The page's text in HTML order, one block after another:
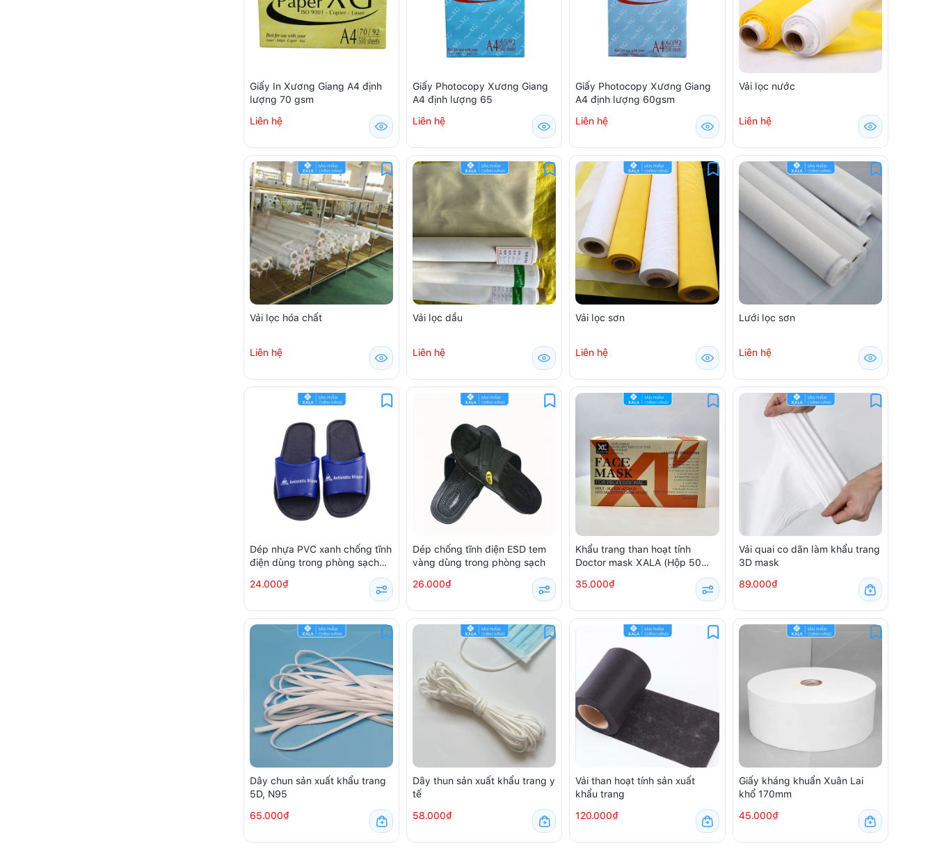
Giấy In Xương Giang A4 định
lượng 70 gsm
Liên hệ
Giấy Photocopy Xương Giang
A4 định lượng 65
Liên hệ
Giấy Photocopy Xương Giang
A4 định lượng 60gsm
Liên hệ
Vải lọc nước
Liên hệ
Vải lọc hóa chất
Liên hệ
Vải lọc dầu
Liên hệ
Vải lọc sơn
Liên hệ
Lưới lọc sơn
Liên hệ
Dép nhựa PVC xanh chống tĩnh
điện dùng trong phòng sạch
24.000₫
Dép chống tĩnh điện ESD tem
vàng dùng trong phòng sạch
26.000₫
Khẩu trang than hoạt tính
Doctor mask XALA (Hộp 50
35.000₫
Vải quai co dãn làm khẩu trang
3D mask
89.000₫
Dây chun sản xuất khẩu trang
5D, N95
65.000₫
Dây thun sản xuất khẩu trang y
tế
58.000₫
Vải than hoạt tính sản xuất
khẩu trang
120.000₫
Giấy kháng khuẩn Xuân Lai
khổ 170mm
45.000₫